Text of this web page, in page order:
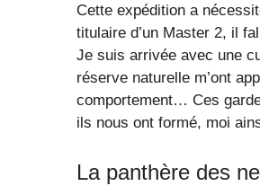
Cette expédition a
titulaire d’un Master 2, il
Je suis arrivée avec une
réserve naturelle m’ont
comportement… Ces
ils nous ont formé, moi
La panthère des